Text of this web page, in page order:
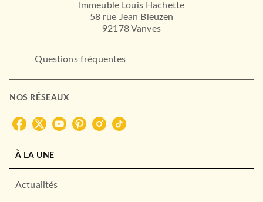
Immeuble Louis Hachette
58 rue Jean Bleuzen
92178 Vanves
Questions fréquentes
NOS RÉSEAUX
À LA UNE
Actualités